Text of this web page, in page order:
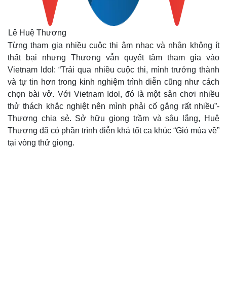
Lê Huệ Thương
Từng tham gia nhiều cuộc thi âm nhạc và nhận không ít
thất bại nhưng Thương vẫn quyết tâm tham gia vào
Vietnam Idol: “Trải qua nhiều cuộc thi, mình trưởng thành
và tự tin hơn trong kinh nghiệm trình diễn cũng như cách
chọn bài vở. Với Vietnam Idol, đó là một sân chơi nhiều
thử thách khắc nghiệt nên mình phải cố gắng rất nhiều”-
Thương chia sẻ. Sở hữu giọng trầm và sâu lắng, Huệ
Thương đã có phần trình diễn khá tốt ca khúc “Gió mùa về”
tại vòng thử giọng.